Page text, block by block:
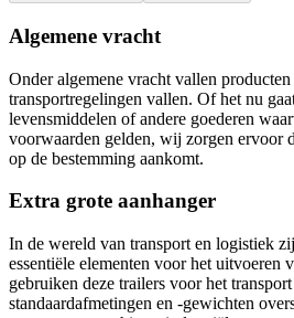
Algemene vracht
Onder algemene vracht vallen
transportregelingen vallen. Of het nu
levensmiddelen of andere goederen
voorwaarden gelden, wij zorgen ervoor
op de bestemming aankomt.
Extra grote aanhanger
In de wereld van transport en logistiek
essentiële elementen voor het uitvoeren
gebruiken deze trailers voor het
standaardafmetingen en -gewichten